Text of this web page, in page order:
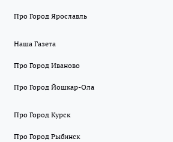
Про Город Ярославль
Наша Газета
Про Город Иваново
Про Город Йошкар-Ола
Про Город Курск
Про Город Рыбинск